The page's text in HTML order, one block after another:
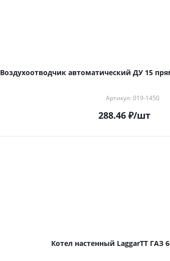
Воздухоотводчик автоматический ДУ 15
Артикул: 019-1450
288.46 ₽/шт
Котел настенный LaggarTT ГАЗ